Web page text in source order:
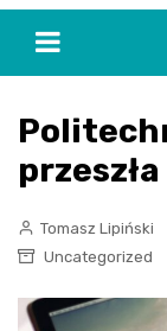
Tomasz Lipiński
Uncategorized